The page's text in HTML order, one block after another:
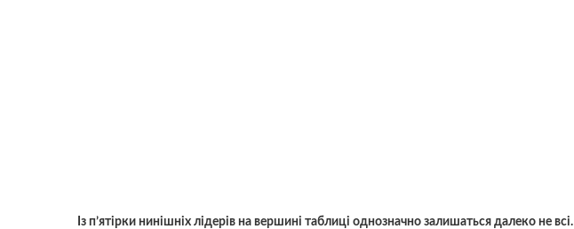
Із п’ятірки нинішніх лідерів на вершині таблиці однозначно залишаться далеко не всі.